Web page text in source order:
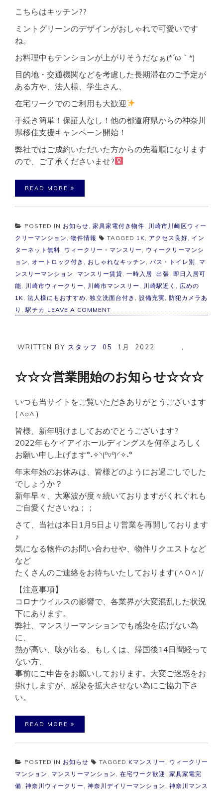
こちらはキッチン??
ミントグリーンのデザインがおしゃれで可愛いです
ね。
お料理中もテンションが上がりそうだなぁ(*´ω｀*)
目的地・交通機関などを考慮した長期滞在のご予定が
ある方や、法人様、学生さん、
在宅ワークでのご利用も大歓迎
手続き簡単！保証人なし！他の都道府県からの神奈川
県移住支援キャンペーン開始！
弊社ではご成約いただいた方からの先着順になります
ので、ご了承くださいませ?‍
READ MORE
POSTED IN お知らせ 家具家電付き物件
川崎市川崎区ウィー
クリーマンション
物件情報 TAGGED 1K アクセス良好
イン
ターネット無料
ウィークリー・マンスリー
ウィークリーマンシ
ョン
オートロック付き おしゃれなキッチン バス・トイレ別
マ
ンスリーマンション
マンスリー賃貸 一時入居 出張 即日入居可
能
川崎市ウィークリー 川崎市マンスリー 川崎駅近く
広めの
1K
法人様にもおすすめ 独立洗面台付き 設備充実 防犯カメラあ
り
駅チカ LEAVE A COMMENT
川
ー
カ
近
く
ア
ク
セ
ス
好
ト
ロ
ク
WRITTEN BY スタッフ 05 1月 2022
☆☆☆営業開始のお知らせ☆☆☆
いつも当サイトをご覧いただきありがとうございます
( ^○^ )
皆様、新年明けましておめでとうございます?
2022年もケイアイホールディングスを何卒よろしく
お願い申し上げます°˖✧◝(⁰▿⁰)◜✧˖°
年末年始のお休みは、皆様どのようにお過ごしでした
でしょうか？
新年早々、大寒波が度々続いておりますがくれぐれも
ご自愛くださいね；；
さて、当社は本日1月5日より営業を再開しております
♪
気になる物件のお問い合わせや、物件リクエストなど
など
たくさんのご連絡をお待ちいたしております( ^Ｏ^ )/
【注意事項】
コロナウイルスの影響で、各業界が大変混乱した状況
下にあります。
弊社、マンスリーマンションでも感染を広げない為
に、
熱が高い、咳が出る、もしくは、帰国後14日間経って
ない方、
事前にご申告をお願いしております。大変ご迷惑をお
掛けしますが、感染を拡大させない為にご協力下さ
い。
READ MORE
POSTED IN お知らせ TAGGED Kマンスリー
ウィークリー
マンション
マンスリーマンション 在宅ワーク歓迎
家具家電完
備 神奈川ウィークリー 神奈川デイリーマンション
神奈川マンス